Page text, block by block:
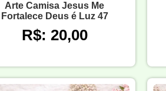
Arte Camisa Jesus Me
Fortalece Deus é Luz 47
R$: 20,00